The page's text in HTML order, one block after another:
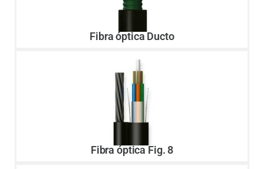
Fibra óptica Ducto
Fibra óptica Fig. 8